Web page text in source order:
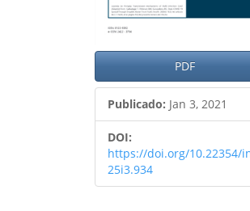
PDF
Publicado: Jan 3, 2021
DOI:
https://doi.org/10.22354/
25i3.934